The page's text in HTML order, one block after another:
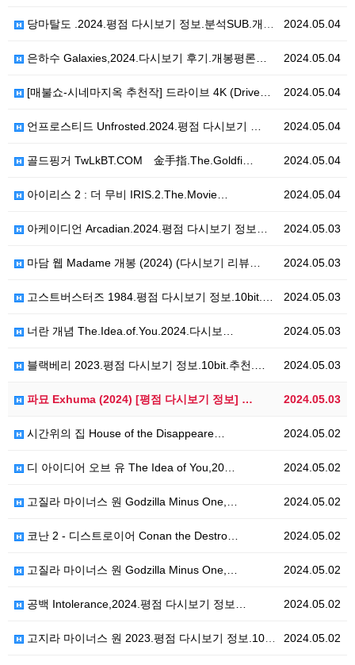
2024.05.04
당마탈도 .2024.평점 다시보기 정보.분석SUB.개봉…
2024.05.04
은하수 Galaxies,2024.다시보기 후기.개봉평론…
2024.05.04
[매불쇼-시네마지옥 추천작] 드라이브 4K (Drive…
2024.05.04
언프로스티드 Unfrosted.2024.평점 다시보기 …
2024.05.04
골드핑거 TwLkBT.COM 金手指.The.Goldfi…
2024.05.04
아이리스 2 : 더 무비 IRIS.2.The.Movie…
2024.05.03
아케이디언 Arcadian.2024.평점 다시보기 정보…
2024.05.03
마담 웹 Madame 개봉 (2024) (다시보기 리뷰…
2024.05.03
고스트버스터즈 1984.평점 다시보기 정보.10bit.…
2024.05.03
너란 개념 The.Idea.of.You.2024.다시보…
2024.05.03
블랙베리 2023.평점 다시보기 정보.10bit.추천.…
2024.05.03
파묘 Exhuma (2024) [평점 다시보기 정보] …
2024.05.02
시간위의 집 House of the Disappeare…
2024.05.02
디 아이디어 오브 유 The Idea of You,20…
2024.05.02
고질라 마이너스 원 Godzilla Minus One,…
2024.05.02
코난 2 - 디스트로이어 Conan the Destro…
2024.05.02
고질라 마이너스 원 Godzilla Minus One,…
2024.05.02
공백 Intolerance,2024.평점 다시보기 정보…
2024.05.02
고지라 마이너스 원 2023.평점 다시보기 정보.10b…